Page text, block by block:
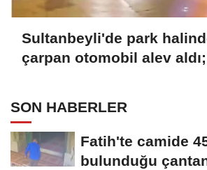
Sultanbeyli'de park
çarpan otomobil alev
SON HABERLER
Fatih'te camide
bulunduğu